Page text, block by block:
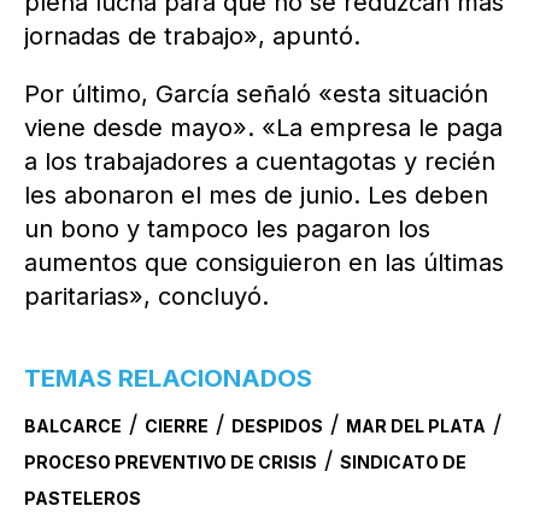
jornadas de trabajo», apuntó.
Por último, García señaló «esta situación
viene desde mayo». «La empresa le paga
a los trabajadores a cuentagotas y recién
les abonaron el mes de junio. Les deben
un bono y tampoco les pagaron los
aumentos que consiguieron en las últimas
paritarias», concluyó.
TEMAS RELACIONADOS
BALCARCE / CIERRE / DESPIDOS / MAR DEL PLATA /
PROCESO PREVENTIVO DE CRISIS / SINDICATO DE
PASTELEROS